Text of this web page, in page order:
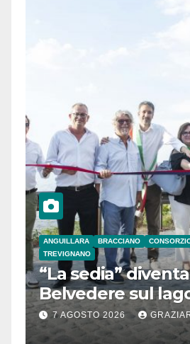
ANGUILLARA BRACCIANO
TREVIGNANO
“La sedia” diventa
Belvedere sul
Bracciano: ieri
l’inaugurazione
7 AGOSTO 2026